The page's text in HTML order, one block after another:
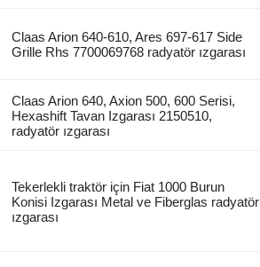
Claas Arion 640-610, Ares 697-617 Side
Grille Rhs 7700069768 radyatör ızgarası
Claas Arion 640, Axion 500, 600 Serisi,
Hexashift Tavan Izgarası 2150510,
radyatör ızgarası
Tekerlekli traktör için Fiat 1000 Burun
Konisi Izgarası Metal ve Fiberglas radyatör
ızgarası